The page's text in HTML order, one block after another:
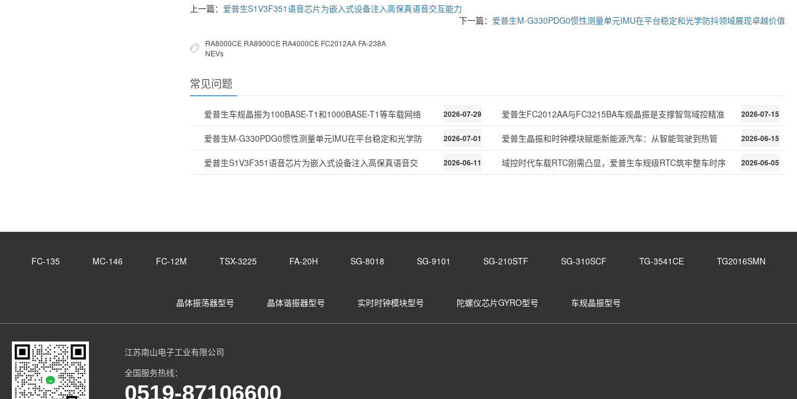
上一篇： 爱普生S1V3F351语音芯片为嵌入式设备注入高保真语音交互能力
下一篇： 爱普生M-G330PDG0惯性测量单元IMU在平台稳定和光学防抖领域展现卓越价值
RA8000CE RA8900CE RA4000CE FC2012AA FA-238A
NEVs
常见问题
2026-07-29
爱普生车规晶振为100BASE-T1和1000BASE-T1等车载网络 2026-07-15
爱普生FC2012AA与FC3215BA车规晶振是支撑智驾域控精准
2026-07-01
爱普生M-G330PDG0惯性测量单元IMU在平台稳定和光学防 2026-06-15
爱普生晶振和时钟模块赋能新能源汽车：从智能驾驶到热管
2026-06-11
爱普生S1V3F351语音芯片为嵌入式设备注入高保真语音交 2026-06-05
域控时代车载RTC刚需凸显，爱普生车规级RTC筑牢整车时序
FC-135 MC-146 FC-12M TSX-3225 FA-20H SG-8018 SG-9101 SG-210STF SG-310SCF TG-3541CE TG2016SMN
晶体振荡器型号 晶体谐振器型号 实时时钟模块型号 陀螺仪芯片GYRO型号 车规晶振型号
江苏南山电子工业有限公司
全国服务热线：
0519-87106600